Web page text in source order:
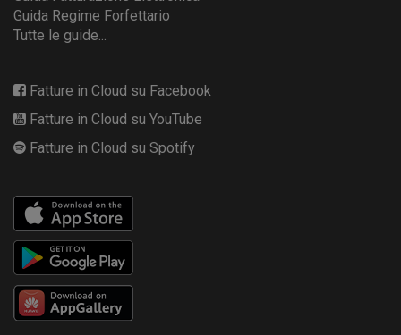
Guida Regime Forfettario
Tutte le guide...
Fatture in Cloud su Facebook
Fatture in Cloud su YouTube
Fatture in Cloud su Spotify